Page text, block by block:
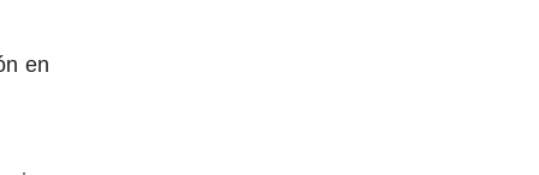
en